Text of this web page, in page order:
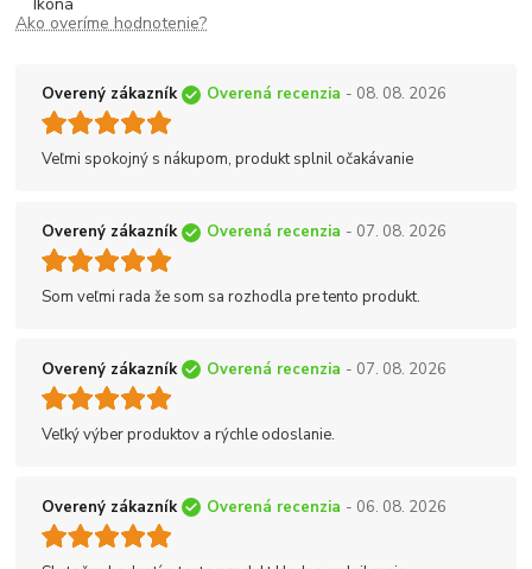
Ako overíme hodnotenie?
Overený zákazník Overená recenzia - 08. 08. 2026
Veľmi spokojný s nákupom, produkt splnil očakávanie
Overený zákazník Overená recenzia - 07. 08. 2026
Som veľmi rada že som sa rozhodla pre tento produkt.
Overený zákazník Overená recenzia - 07. 08. 2026
Veľký výber produktov a rýchle odoslanie.
Overený zákazník Overená recenzia - 06. 08. 2026